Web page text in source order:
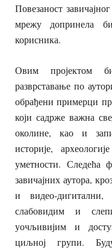
Повезаност
мрежу допринела
корисника.
Овим пројектом
разврставање по
обрађени примерци
који садрже важна
околине, као и
историје,
уметности. Следећа
завичајних аутора,
и видео-
слабовидим и
уочљивијим и
циљној групи.